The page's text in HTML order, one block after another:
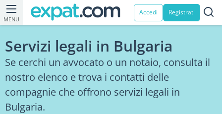
MENU
Accedi Registrati
Servizi legali in Bulgaria
Se cerchi un avvocato o un notaio, consulta il
nostro elenco e trova i contatti delle
compagnie che offrono servizi legali in
Bulgaria.